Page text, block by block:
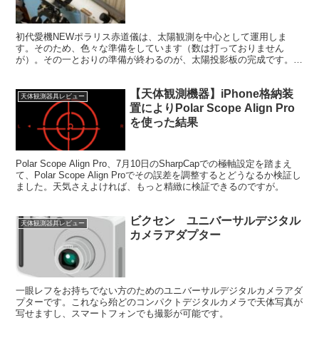
初代愛機NEWポラリス赤道儀は、太陽観測を中心として運用しま
す。そのため、色々な準備をしています（数は打っておりません
が）。その一とおりの準備が終わるのが、太陽投影板の完成です。ま
天体観測器具レビュー
【天体観測機器】iPhone格納装
置によりPolar Scope Align Pro
を使った結果
Polar Scope Align Pro、7月10日のSharpCapでの極軸設定を踏まえ
て、Polar Scope Align Proでその誤差を調整するとどうなるか検証し
ました。天気さえよければ、もっと精緻に検証できるのですが。
天体観測器具レビュー
ビクセン ユニバーサルデジタル
カメラアダプター
一眼レフをお持ちでない方のためのユニバーサルデジタルカメラアダ
プターです。これなら殆どのコンパクトデジタルカメラで天体写真が
写せますし、スマートフォンでも撮影が可能です。